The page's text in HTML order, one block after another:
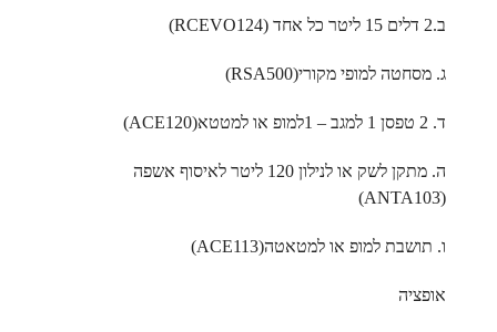
ב.2 דלים 15 ליטר כל אחד (RCEVO124)
ג. מסחטה למופי מקורי(RSA500)
ד. 2 טפסן 1 למגב – 1למופ או למטטא(ACE120)
ה. מתקן לשק או לנילון 120 ליטר לאיסוף אשפה
(ANTA103ׂ)
ו. תושבת למופ או למטאטה(ACE113)
אופציה